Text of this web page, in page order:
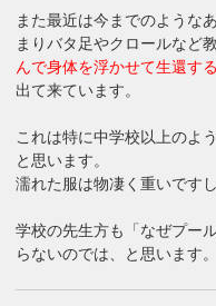
また最近は今までのような
まりバタ足やクロールなど
んで身体を浮かせて生還す
出て来ています。
これは特に中学校以上のよ
と思います。
濡れた服は物凄く重いです
学校の先生方も「なぜプー
らないのでは、と思います。